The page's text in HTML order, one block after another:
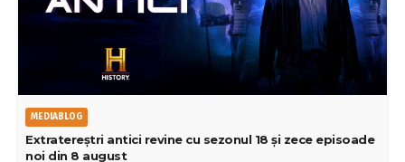
MEDIABLOG
Extratereștri antici revine cu sezonul 18 și zece episoade
noi din 8 august